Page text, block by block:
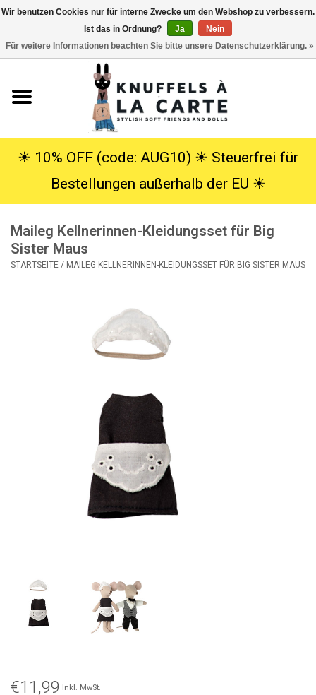
Kuscheltiere
SALE
Geschenke
☀︎ 10% OFF (code: AUG10) ☀︎ Steuerfrei für
Bestellungen außerhalb der EU ☀︎
Maileg Kellnerinnen-Kleidungsset für Big
Sister Maus
STARTSEITE / MAILEG KELLNERINNEN-KLEIDUNGSSET FÜR BIG SISTER MAUS
€11,99 Inkl. MwSt.
Wir benutzen Cookies nur für interne Zwecke um den Webshop zu verbessern.
Ist das in Ordnung?
Ja
Nein
Für weitere Informationen beachten Sie bitte unsere Datenschutzerklärung. »